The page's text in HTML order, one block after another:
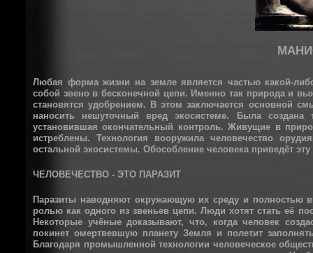
Любая форма жизни на земле является частью какой-
собой звено в бесконечной цепи. Именно так природа и
становятся удобрением. В этом заключается основной
наносить нешуточный вред экосистеме. Была
установившая окончательный контроль. Живущие в
истреблены. Технология вооружила человечество
остальной экосистемы. Обособление человека приведёт
ЧЕЛОВЕЧЕСТВО - ЭТО ПАРАЗИТ
Паразиты наводняют окружающую их среду и полностью
ролью как одного из звеньев цепи. Люди хотят стать её
Некоторые учёные доказывают, что, когда человек
покинет омертвевшую планету Земля и полетит
Благодаря промышленной технологии человеческое